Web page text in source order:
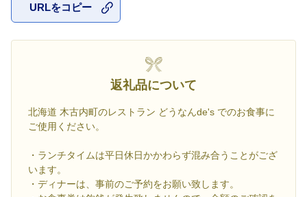
URLをコピー
返礼品について
北海道 木古内町のレストラン どうなんde's でのお食事に
ご使用ください。
・ランチタイムは平日休日かかわらず混み合うことがござ
います。
・ディナーは、事前のご予約をお願い致します。